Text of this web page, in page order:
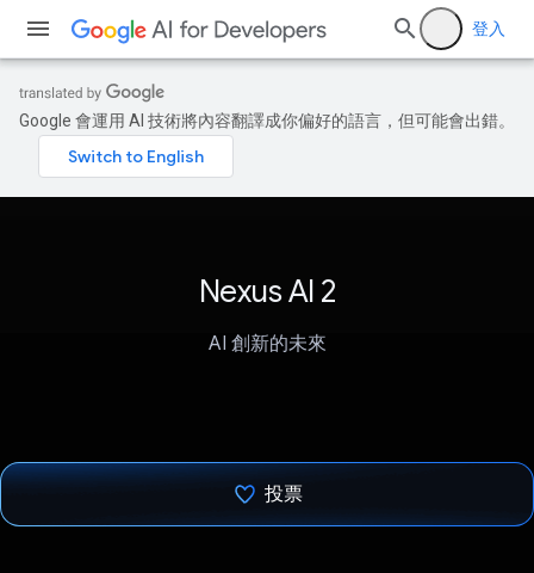
登入
Google 會運用 AI 技術將內容翻譯成你偏好的語言，但可能會出錯。
Nexus AI 2
AI 創新的未來
投票